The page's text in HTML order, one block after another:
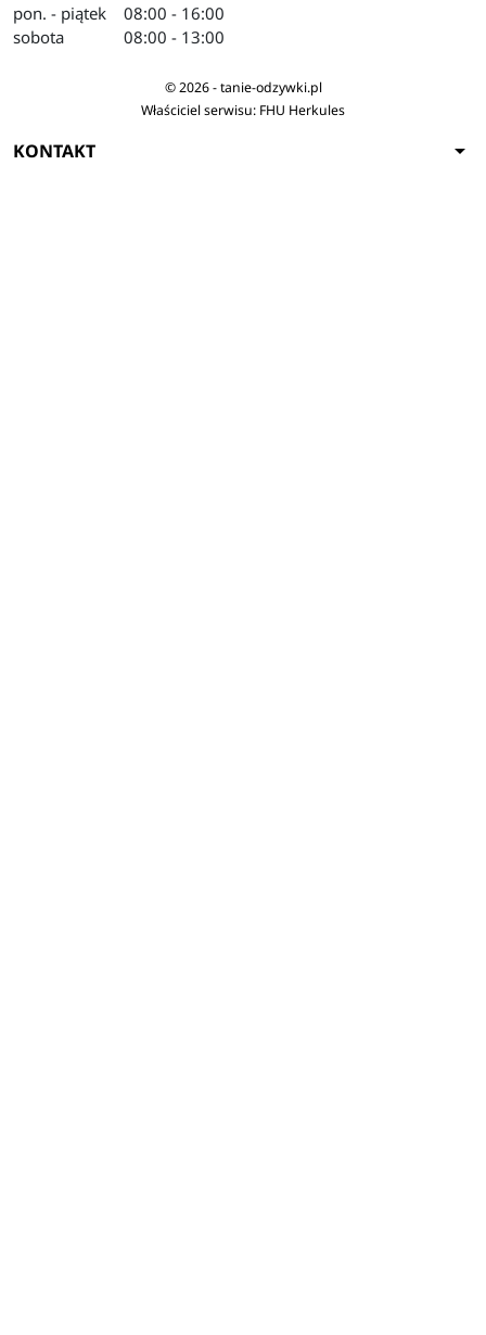
pon. - piątek
sobota
08:00 - 16:00
08:00 - 13:00
© 2026 - tanie-odzywki.pl
Właściciel serwisu: FHU Herkules
KONTAKT arrow_drop_down